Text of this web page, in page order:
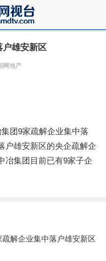
户雄安新区
网地产
团9家疏解企业集中落
户雄安新区的央企疏解企
冶集团目前已有9家子企
疏解企业集中落户雄安新区